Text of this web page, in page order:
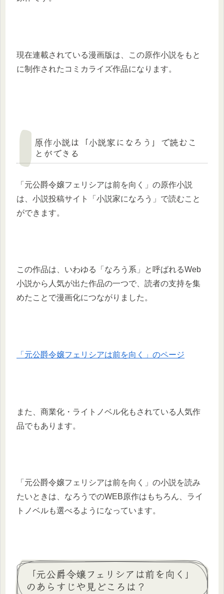
現在連載されている漫画版は、この原作小説をもと
に制作されたコミカライズ作品になります。
原作小説は「小説家になろう」で読むこ
とができる
「元公爵令嬢フェリシアは前を向く」の原作小説
は、小説投稿サイト「小説家になろう」で読むこと
ができます。
この作品は、いわゆる「なろう系」と呼ばれるWeb
小説から人気が出た作品の一つで、読者の支持を集
めたことで漫画化につながりました。
「元公爵令嬢フェリシアは前を向く」のページ
また、商業化・ライトノベル化もされている人気作
品でもあります。
「元公爵令嬢フェリシアは前を向く」の小説を読み
たいときは、なろうでのWEB原作はもちろん、ライ
トノベルも選べるようになっています。
「元公爵令嬢フェリシアは前を向く」
のあらすじや見どころは？